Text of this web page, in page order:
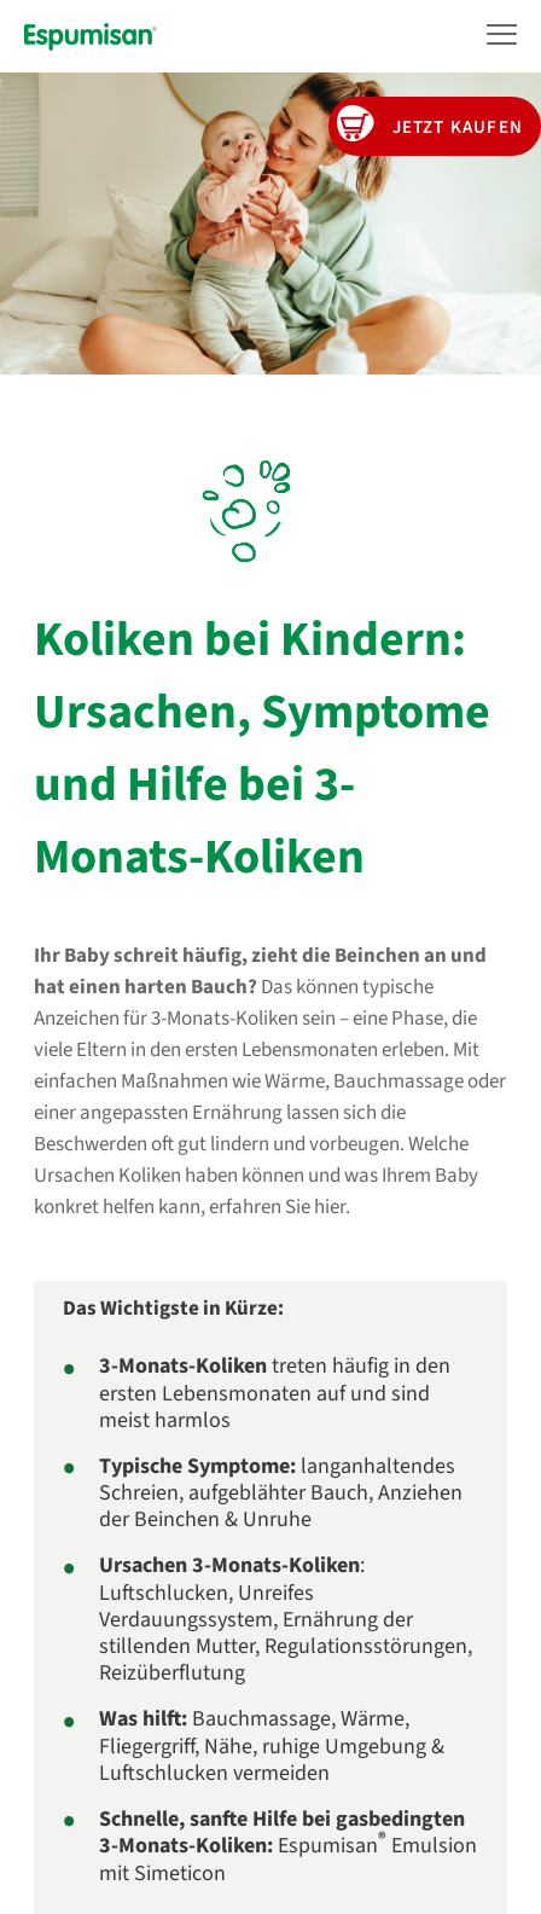
zum
Inhalt
JETZT KAUFEN
Koliken bei Kindern:
Ursachen, Symptome
und Hilfe bei 3-
Monats-Koliken
Ihr Baby schreit häufig, zieht die Beinchen an und
hat einen harten Bauch? Das können typische
Anzeichen für 3-Monats-Koliken sein – eine Phase, die
viele Eltern in den ersten Lebensmonaten erleben. Mit
einfachen Maßnahmen wie Wärme, Bauchmassage oder
einer angepassten Ernährung lassen sich die
Beschwerden oft gut lindern und vorbeugen. Welche
Ursachen Koliken haben können und was Ihrem Baby
konkret helfen kann, erfahren Sie hier.
Das Wichtigste in Kürze:
3-Monats-Kolikentreten häufig in den
ersten Lebensmonaten auf und sind
meist harmlos
Typische Symptome:langanhaltendes
Schreien, aufgeblähter Bauch, Anziehen
der Beinchen & Unruhe
Ursachen 3-Monats-Koliken:
Luftschlucken, Unreifes
Verdauungssystem, Ernährung der
stillenden Mutter, Regulationsstörungen,
Reizüberflutung
Was hilft:Bauchmassage, Wärme,
Fliegergriff, Nähe, ruhige Umgebung &
Luftschlucken vermeiden
Schnelle, sanfte Hilfe bei gasbedingten
3-Monats-Koliken: Espumisan® Emulsion
mit Simeticon